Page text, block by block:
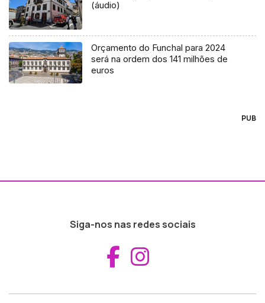
(áudio)
Orçamento do Funchal para 2024
será na ordem dos 141 milhões de
euros
PUB
Siga-nos nas redes sociais
Aceder ao